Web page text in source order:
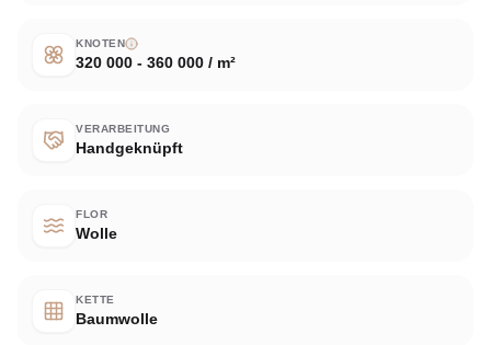
KNOTEN
320 000 - 360 000 / m²
VERARBEITUNG
Handgeknüpft
FLOR
Wolle
KETTE
Baumwolle